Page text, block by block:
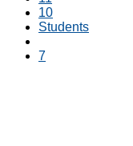
10
Students
7